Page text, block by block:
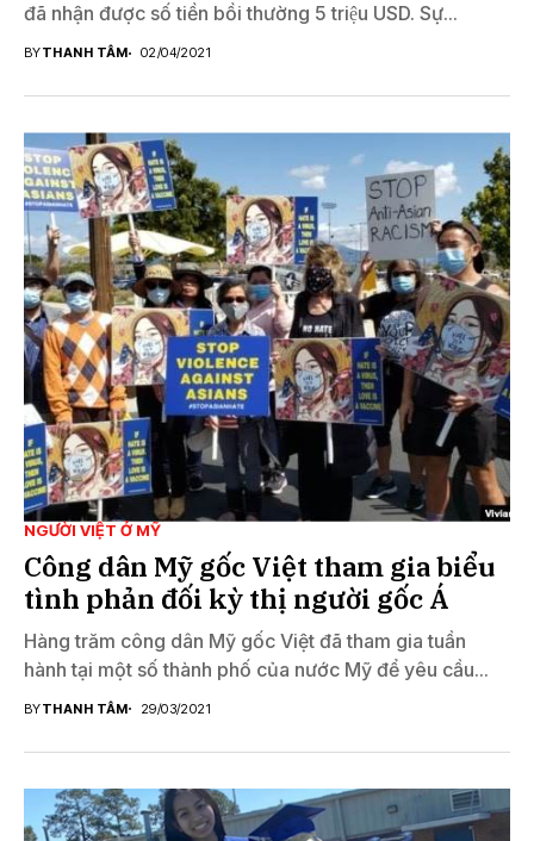
đã nhận được số tiền bồi thường 5 triệu USD. Sự...
BYTHANH TÂM 02/04/2021
NGƯỜI VIỆT Ở MỸ
Công dân Mỹ gốc Việt tham gia biểu
tình phản đối kỳ thị người gốc Á
Hàng trăm công dân Mỹ gốc Việt đã tham gia tuần
hành tại một số thành phố của nước Mỹ để yêu cầu...
BYTHANH TÂM 29/03/2021